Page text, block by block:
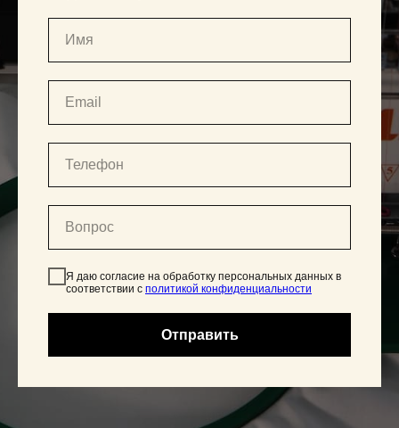
Я даю согласие на обработку персональных данных в
соответствии с политикой конфиденциальности
Отправить